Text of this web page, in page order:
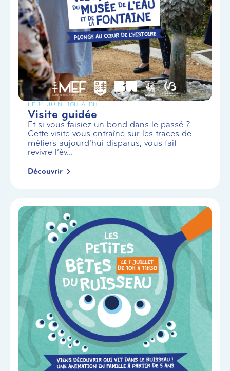
LE 14 JUIN- 10H À 11H
Visite guidée
Et si vous faisiez un bond dans le passé ?
Cette visite vous entraîne sur les traces de
métiers aujourd’hui disparus, vous fait
revivre l’év...
Découvrir